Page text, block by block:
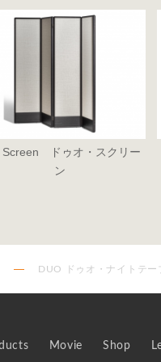
Screen ドゥオ・スクリー
ン
DUO ドゥオ・ナイトテー
Movie Shop